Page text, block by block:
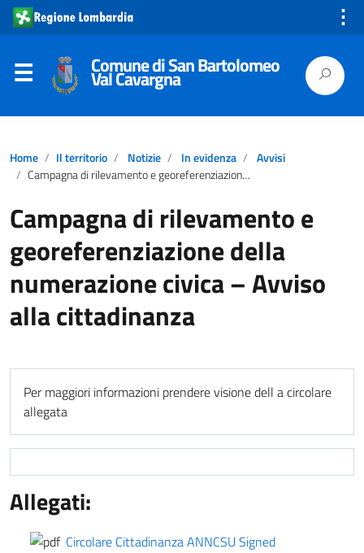
⋮
Comune di San Bartolomeo
Val Cavargna
Home Il territorio Notizie In evidenza
Avvisi
Campagna di rilevamento e georeferenziazione della numerazione civica – Avviso alla cittadinanza
Campagna di rilevamento e
georeferenziazione della
numerazione civica – Avviso
alla cittadinanza
Per maggiori informazioni prendere visione dell a circolare
allegata
Allegati:
Circolare Cittadinanza ANNCSU Signed